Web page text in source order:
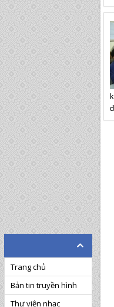
Trang chủ
Bản tin truyền hình
Thư viện nhạc